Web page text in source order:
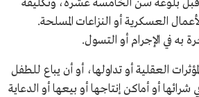
بلوغه سن الخامسة عشرة، وتكليفه
العسكرية أو النزاعات المسلحة.
به في الإجرام أو التسول.
العقلية أو تداولها، أو أن يباع للطفل
أو أماكن إنتاجها أو بيعها أو الدعاية